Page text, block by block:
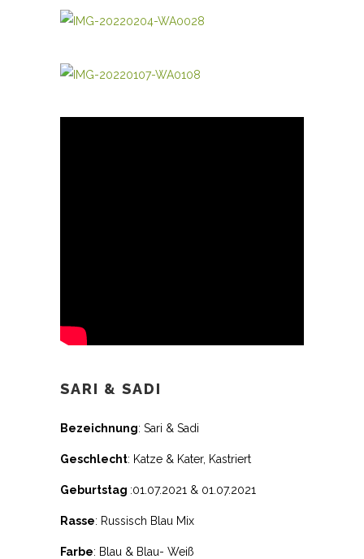
SARI & SADI
Bezeichnung: Sari & Sadi
Geschlecht: Katze & Kater, Kastriert
Geburtstag :01.07.2021 & 01.07.2021
Rasse: Russisch Blau Mix
Farbe: Blau & Blau- Weiß